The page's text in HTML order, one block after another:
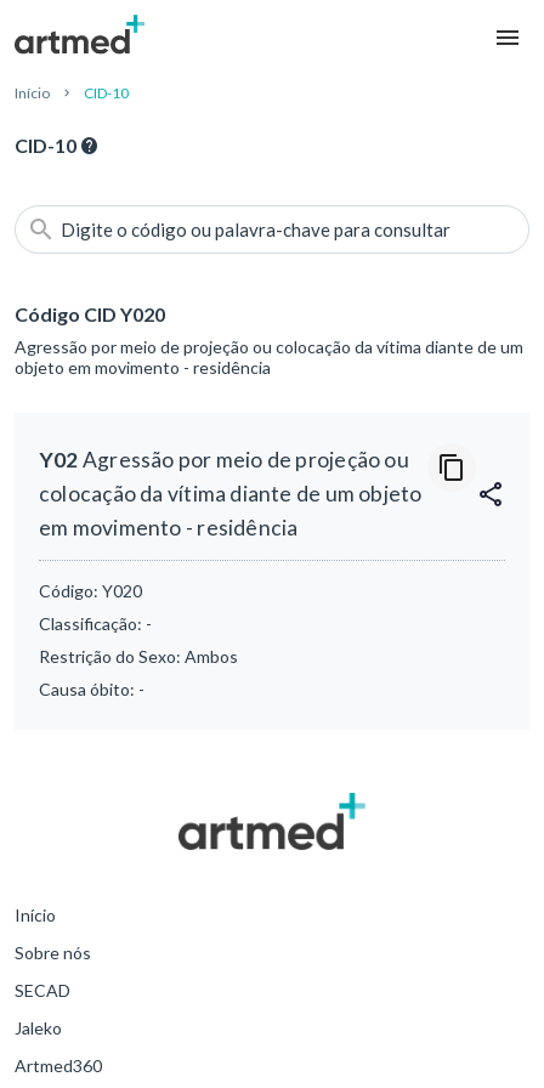
Início CID-10
CID-10
Digite o código ou palavra-chave para consultar
Código CID Y020
Agressão por meio de projeção ou colocação da vítima diante de um
objeto em movimento - residência
Y02Agressão por meio de projeção ou
colocação da vítima diante de um objeto
em movimento - residência
Código: Y020
Classificação: -
Restrição do Sexo: Ambos
Causa óbito: -
Início
Sobre nós
SECAD
Jaleko
Artmed360